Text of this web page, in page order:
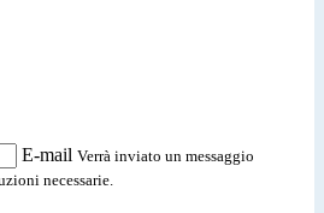
E-mail Verrà inviato un messaggio
necessarie.